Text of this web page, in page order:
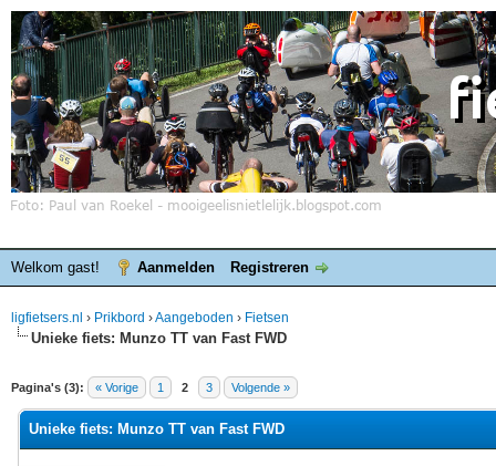
Welkom gast! Aanmelden Registreren
ligfietsers.nl › Prikbord ›Aangeboden › Fietsen
Unieke fiets: Munzo TT van Fast FWD
Pagina's (3): « Vorige 1 2 3 Volgende »
waardering is 0
Unieke fiets: Munzo TT van Fast FWD